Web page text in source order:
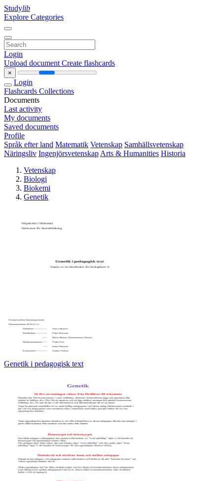
Studylib
Explore Categories
Login
Upload document Create flashcards
×
Login
Flashcards Collections
Documents
Last activity
My documents
Saved documents
Profile
Språk efter land Matematik Vetenskap Samhällsvetenskap
Näringsliv Ingenjörsvetenskap Arts & Humanities Historia
Vetenskap
Biologi
Biokemi
Genetik
Genetik i pedagogisk text